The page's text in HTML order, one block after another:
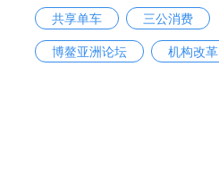
共享单车
三公消费
博鳌亚洲论坛
机构改革